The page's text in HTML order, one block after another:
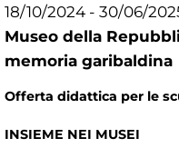
18/10/2024 - 30/06/
Museo della
memoria garibaldina
Offerta didattica per le
INSIEME NEI MUSEI